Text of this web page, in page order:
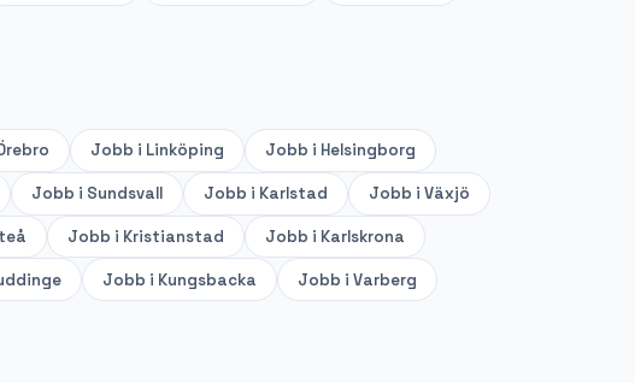
Jobb i Linköping Jobb i Helsingborg
Jobb i Sundsvall Jobb i Karlstad Jobb i Växjö
Jobb i Kristianstad Jobb i Karlskrona
Jobb i Kungsbacka Jobb i Varberg